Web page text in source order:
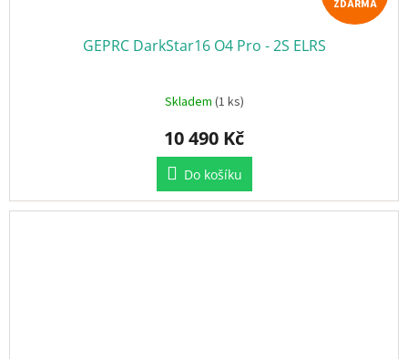
D
ZDARMA
GEPRC DarkStar16 O4 Pro - 2S ELRS
Skladem (1 ks)
10 490 Kč
Do košíku